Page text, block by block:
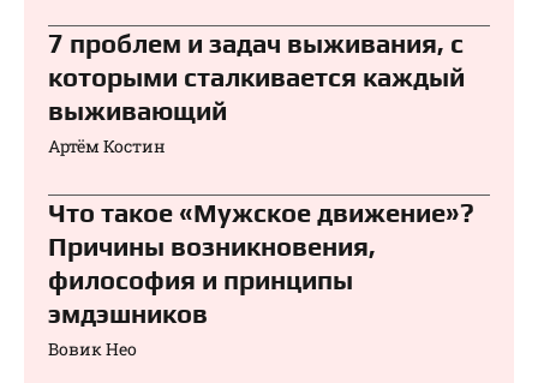
7 проблем и задач выживания, с
которыми сталкивается каждый
выживающий
Артём Костин
Что такое «Мужское движение»?
Причины возникновения,
философия и принципы
эмдэшников
Вовик Нео